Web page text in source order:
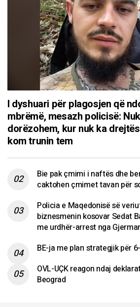
I dyshuari për plagosjen që
mbrëmë, mesazh policisë: Nuk
dorëzohem, kur nuk ka
kom trunin tem
Bie pak çmimi i naftës dhe
caktohen çmimet tavan për
Policia e Maqedonisë së
biznesmenin kosovar Sedat
me urdhër-arrest nga
BE-ja me plan strategjik për
OVL-UÇK reagon ndaj
Beograd